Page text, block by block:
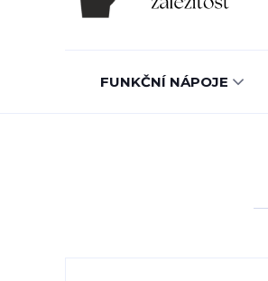
FUNKČNÍ NÁPOJE